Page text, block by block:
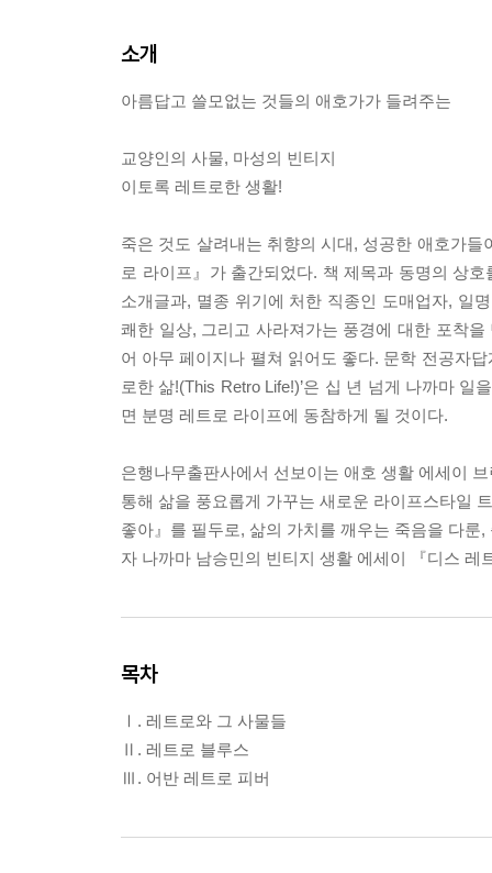
소개
아름답고 쓸모없는 것들의 애호가가 들려주는
교양인의 사물, 마성의 빈티지
이토록 레트로한 생활!
죽은 것도 살려내는 취향의 시대, 성공한 애호가
로 라이프』가 출간되었다. 책 제목과 동명의 상
소개글과, 멸종 위기에 처한 직종인 도매업자, 일
쾌한 일상, 그리고 사라져가는 풍경에 대한 포착
어 아무 페이지나 펼쳐 읽어도 좋다. 문학 전공자
로한 삶!(This Retro Life!)’은 십 년 넘게 나까마
면 분명 레트로 라이프에 동참하게 될 것이다.
은행나무출판사에서 선보이는 애호 생활 에세이
통해 삶을 풍요롭게 가꾸는 새로운 라이프스타일
좋아』를 필두로, 삶의 가치를 깨우는 죽음을 다
자 나까마 남승민의 빈티지 생활 에세이 『디스 레
목차
Ⅰ. 레트로와 그 사물들
Ⅱ. 레트로 블루스
Ⅲ. 어반 레트로 피버